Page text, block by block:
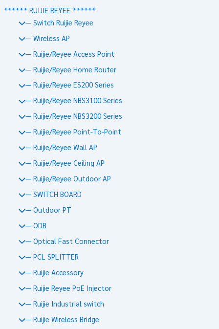
****** RUIJIE REYEE ******
— Switch Ruijie Reyee
— Wireless AP
— Ruijie/Reyee Access Point
— Ruijie/Reyee Home Router
— Ruijie/Reyee ES200 Series
— Ruijie/Reyee NBS3100 Series
— Ruijie/Reyee NBS3200 Series
— Ruijie/Reyee Point-To-Point
— Ruijie/Reyee Wall AP
— Ruijie/Reyee Ceiling AP
— Ruijie/Reyee Outdoor AP
— SWITCH BOARD
— Outdoor PT
— ODB
— Optical Fast Connector
— PCL SPLITTER
— Ruijie Accessory
— Ruijie Reyee PoE Injector
— Ruijie Industrial switch
— Ruijie Wireless Bridge